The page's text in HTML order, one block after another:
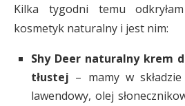
Kilka tygodni temu
kosmetyk naturalny i jest nim:
Shy Deer naturalny krem
tłustej – mamy w
lawendowy, olej